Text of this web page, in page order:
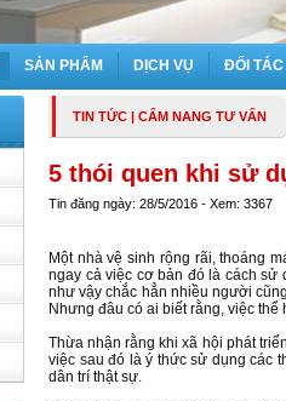
SẢN PHẨM DỊCH VỤ ĐỐI TÁC
TIN TỨC | CẨM NANG TƯ VẤN
5 thói quen khi sử
Tin đăng ngày: 28/5/2016 - Xem: 3367
Một nhà vệ sinh rộng rãi, thoáng
ngay cả việc cơ bản đó là cách sử
như vậy chắc hẳn nhiều người
Nhưng đâu có ai biết rằng, việc
Thừa nhận rằng khi xã hội phát
việc sau đó là ý thức sử dụng các
dân trí thật sự.